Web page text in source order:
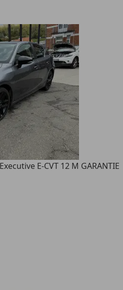
E-CVT 12 M GARANTIE